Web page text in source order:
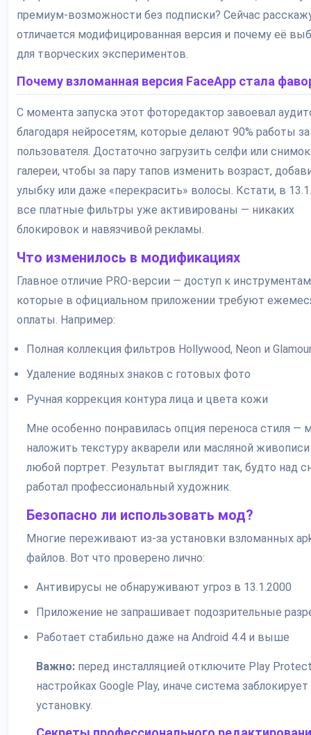
премиум-возможности без подписки? Сейчас
отличается модифицированная версия и почему её
для творческих экспериментов.
Почему взломанная версия FaceApp стала
С момента запуска этот фоторедактор завоевал
благодаря нейросетям, которые делают 90% работы за
пользователя. Достаточно загрузить селфи или
галереи, чтобы за пару тапов изменить возраст,
улыбку или даже «перекрасить» волосы. Кстати, в
все платные фильтры уже активированы — никаких
блокировок и навязчивой рекламы.
Что изменилось в модификациях
Главное отличие PRO-версии — доступ к
которые в официальном приложении требуют
оплаты. Например:
Полная коллекция фильтров Hollywood, Neon и
Удаление водяных знаков с готовых фото
Ручная коррекция контура лица и цвета кожи
Мне особенно понравилась опция переноса стиля —
наложить текстуру акварели или масляной
любой портрет. Результат выглядит так, будто над
работал профессиональный художник.
Безопасно ли использовать мод?
Многие переживают из-за установки взломанных
файлов. Вот что проверено лично:
Антивирусы не обнаруживают угроз в 13.1.2000
Приложение не запрашивает подозрительные
Работает стабильно даже на Android 4.4 и выше
Важно: перед инсталляцией отключите Play
настройках Google Play, иначе система заблокирует
установку.